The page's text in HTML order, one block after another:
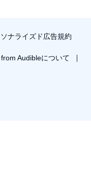
ナライズド広告規約
Audibleについて